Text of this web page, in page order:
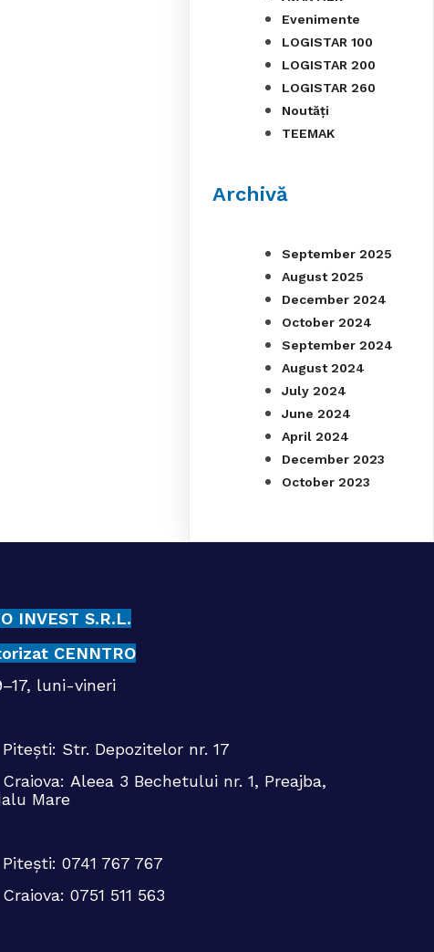
Evenimente
LOGISTAR 100
LOGISTAR 200
LOGISTAR 260
Noutăți
TEEMAK
Archivă
September 2025
August 2025
December 2024
October 2024
September 2024
August 2024
July 2024
June 2024
April 2024
December 2023
October 2023
INVEST S.R.L.
CENNTRO
luni-vineri
Pitești: Str. Depozitelor nr. 17
Aleea 3 Bechetului nr. 1, Preajba,
Mare
Pitești: 0741 767 767
0751 511 563